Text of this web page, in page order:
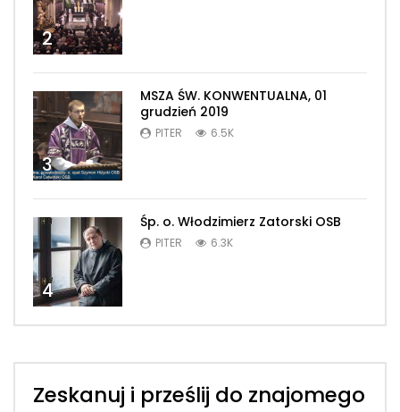
2
3
MSZA ŚW. KONWENTUALNA, 01
grudzień 2019
PITER 6.5K
4
Śp. o. Włodzimierz Zatorski OSB
PITER 6.3K
Zeskanuj i prześlij do znajomego